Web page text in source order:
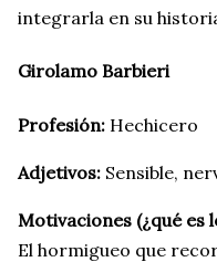
integrarla en su
Girolamo Barbieri
Profesión: Hechicero
Adjetivos: Sensible,
Motivaciones (¿qué es
El hormigueo que